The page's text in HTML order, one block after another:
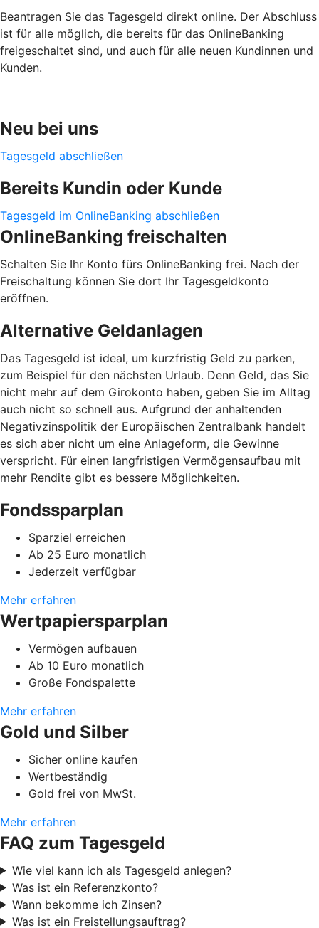
Beantragen Sie das Tagesgeld direkt online. Der Abschluss
ist für alle möglich, die bereits für das OnlineBanking
freigeschaltet sind, und auch für alle neuen Kundinnen und
Kunden.
Neu bei uns
Tagesgeld abschließen
Bereits Kundin oder Kunde
Tagesgeld im OnlineBanking abschließen
OnlineBanking freischalten
Schalten Sie Ihr Konto fürs OnlineBanking frei. Nach der
Freischaltung können Sie dort Ihr Tagesgeldkonto
eröffnen.
Alternative Geldanlagen
Das Tagesgeld ist ideal, um kurzfristig Geld zu parken,
zum Beispiel für den nächsten Urlaub. Denn Geld, das Sie
nicht mehr auf dem Girokonto haben, geben Sie im Alltag
auch nicht so schnell aus. Aufgrund der anhaltenden
Negativzinspolitik der Europäischen Zentralbank handelt
es sich aber nicht um eine Anlageform, die Gewinne
verspricht. Für einen langfristigen Vermögensaufbau mit
mehr Rendite gibt es bessere Möglichkeiten.
Fondssparplan
Sparziel erreichen
Ab 25 Euro monatlich
Jederzeit verfügbar
Mehr erfahren
Wertpapiersparplan
Vermögen aufbauen
Ab 10 Euro monatlich
Große Fondspalette
Mehr erfahren
Gold und Silber
Sicher online kaufen
Wertbeständig
Gold frei von MwSt.
Mehr erfahren
FAQ zum Tagesgeld
Wie viel kann ich als Tagesgeld anlegen?
Was ist ein Referenzkonto?
Wann bekomme ich Zinsen?
Was ist ein Freistellungsauftrag?